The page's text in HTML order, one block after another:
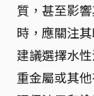
質，甚至影
時，應關注
建議選擇水
重金屬或其